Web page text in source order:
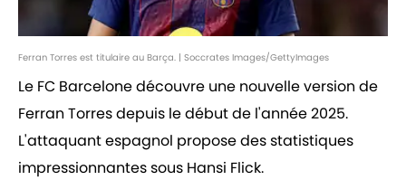
Ferran Torres est titulaire au Barça. | Soccrates Images/GettyImages
Le FC Barcelone découvre une nouvelle version de
Ferran Torres depuis le début de l'année 2025.
L'attaquant espagnol propose des statistiques
impressionnantes sous Hansi Flick.